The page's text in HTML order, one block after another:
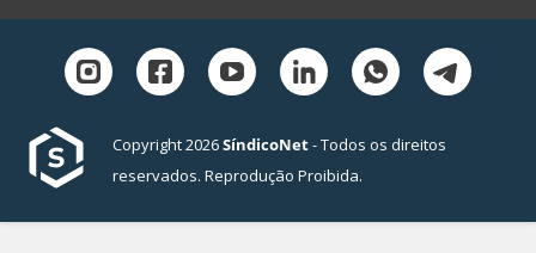
Copyright 2026SíndicoNet- Todos os direitos
reservados. Reprodução Proibida.